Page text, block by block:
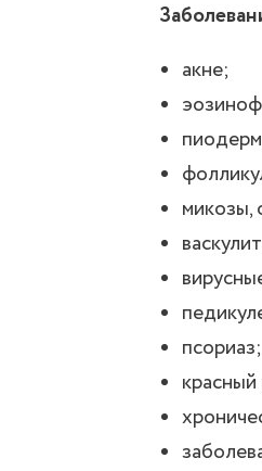
акне;
микозы,
псориаз;